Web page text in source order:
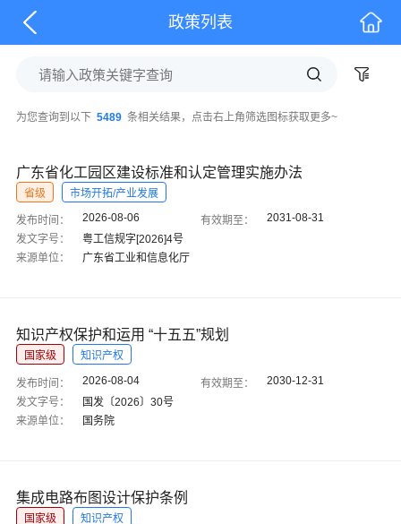
政策列表
为您查询到以下 5489 条相关结果，点击右上角筛选图标获取更多~
广东省化工园区建设标准和认定管理实施办法
省级 市场开拓/产业发展
发布时间： 2026-08-06 有效期至：
2031-08-31
发文字号：
粤工信规字[2026]4号
来源单位：
广东省工业和信息化厅
知识产权保护和运用 “十五五”规划
国家级 知识产权
发布时间： 2026-08-04 有效期至：
2030-12-31
发文字号：
国发〔2026〕30号
来源单位：
国务院
集成电路布图设计保护条例
国家级 知识产权